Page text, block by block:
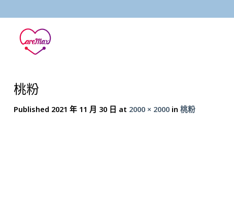
to
content
桃粉
Published 2021 年 11 月 30 日 at 2000 × 2000 in 桃粉